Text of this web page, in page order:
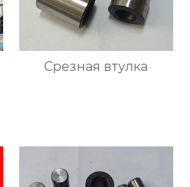
Срезная втулка